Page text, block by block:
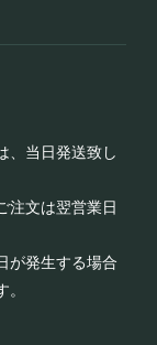
、当日発送致し
注文は翌営業日
が発生する場合